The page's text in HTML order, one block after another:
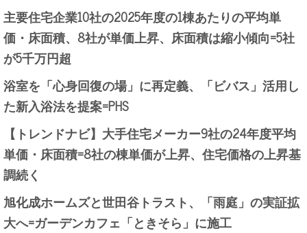
主要住宅企業10社の2025年度の1棟あたりの平均単
価・床面積、8社が単価上昇、床面積は縮小傾向=5社
が5千万円超
浴室を「心身回復の場」に再定義、「ビバス」活用し
た新入浴法を提案=PHS
【トレンドナビ】大手住宅メーカー9社の24年度平均
単価・床面積=8社の棟単価が上昇、住宅価格の上昇基
調続く
旭化成ホームズと世田谷トラスト、「雨庭」の実証拡
大へ=ガーデンカフェ「ときそら」に施工